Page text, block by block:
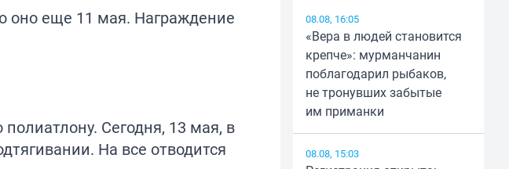
оно еще 11 мая. Награждение
Сегодня, 13 мая, в
На все отводится
08.08, 16:05
«Вера в людей становится
крепче»: мурманчанин
поблагодарил рыбаков,
не тронувших забытые
им приманки
08.08, 15:03